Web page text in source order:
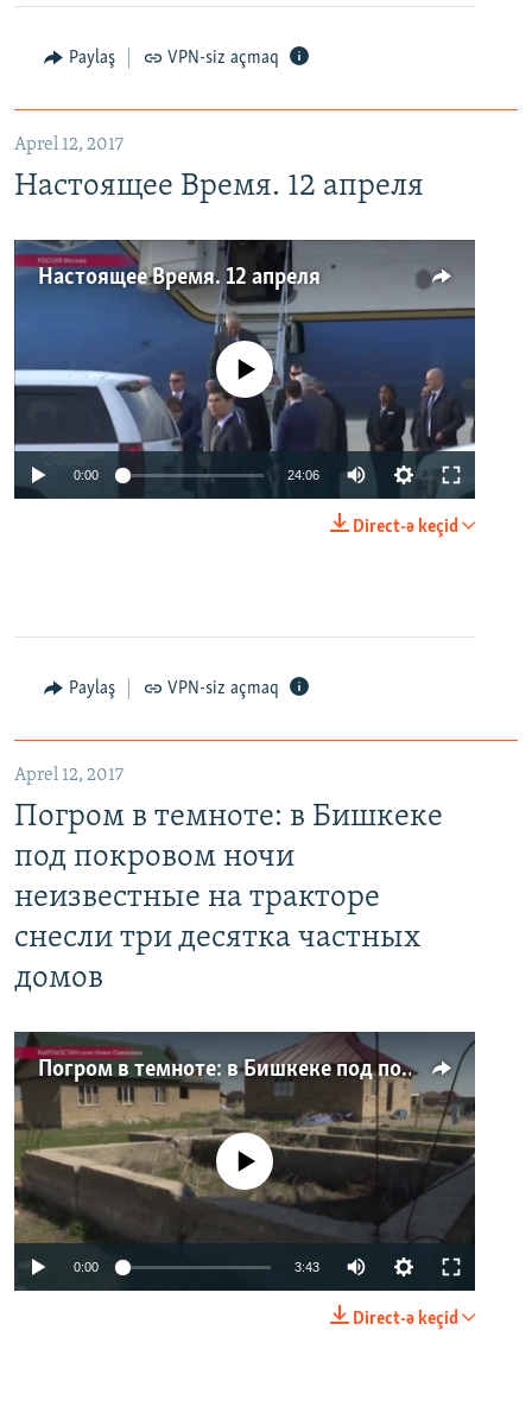
Paylaş VPN-siz açmaq
Aprel 12, 2017
Настоящее Время. 12 апреля
Настоящее Время. 12 апреля
No media source currently available
0:00 24:06
Direct-ə keçid
Paylaş VPN-siz açmaq
Aprel 12, 2017
Погром в темноте: в Бишкеке
под покровом ночи
неизвестные на тракторе
снесли три десятка частных
домов
Погром в темноте: в Бишкеке под покровом ночи неизвестные на тракторе снесли три десятка частных домов
No media source currently available
0:00 3:43
Direct-ə keçid